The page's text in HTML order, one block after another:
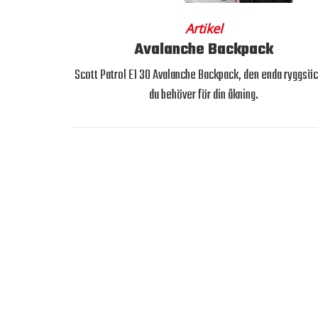
Artikel
Avalanche Backpack
Scott Patrol E1 30 Avalanche Backpack, den enda
du behöver för din åkning.